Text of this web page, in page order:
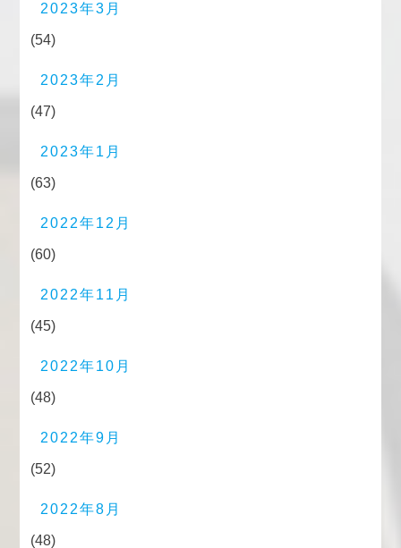
2023年3月
(54)
2023年2月
(47)
2023年1月
(63)
2022年12月
(60)
2022年11月
(45)
2022年10月
(48)
2022年9月
(52)
2022年8月
(48)